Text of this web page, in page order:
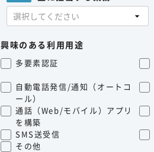
興味のある利用用途
多要素認証
自動電話発信/通知（オートコ
ール）
通話（Web/モバイル）アプリ
を構築
SMS送受信
その他